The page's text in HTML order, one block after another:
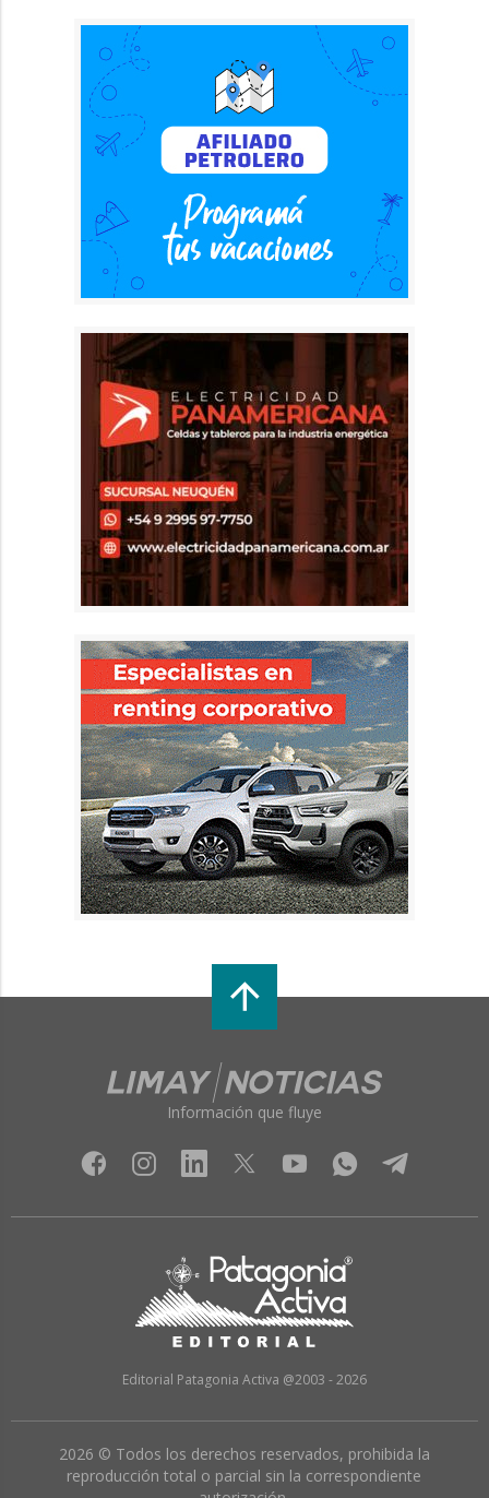
Información que fluye
Editorial Patagonia Activa @2003 - 2026
2026 © Todos los derechos reservados, prohibida la
reproducción total o parcial sin la correspondiente